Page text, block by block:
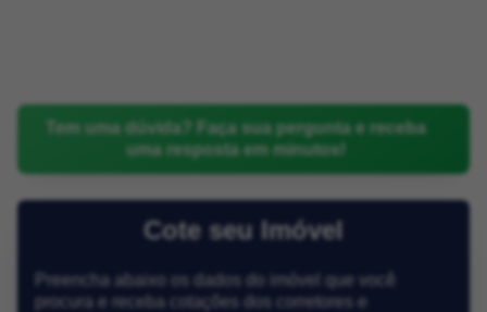
Tem uma dúvida? Faça sua pergunta e receba
uma resposta em minutos!
Cote seu Imóvel
Preencha abaixo os dados do imóvel que você
procura e receba cotações dos corretores e